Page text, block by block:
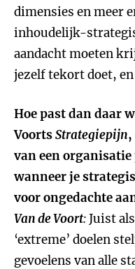
dimensies en meer
inhoudelijk-
aandacht moeten
jezelf tekort doet,
Hoe past dan daar
VoortsStrategiepijn,
van een
wanneer je
voor ongedachte
Van de Voort:Juist
‘extreme’ doelen
gevoelens van alle